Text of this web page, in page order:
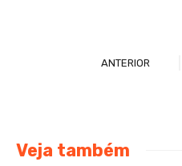
ANTERIOR
Veja também